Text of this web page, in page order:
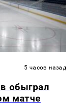
5 часов назад
обыграл
матче